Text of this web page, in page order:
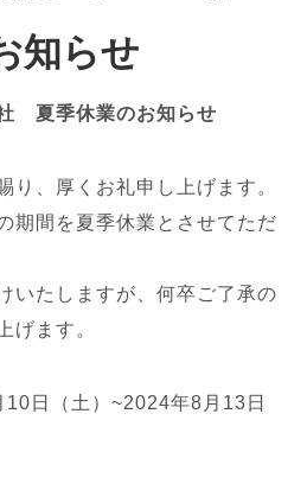
知らせ
夏季休業のお知らせ
り、厚くお礼申し上げます。
期間を夏季休業とさせてただ
いたしますが、何卒ご了承の
げます。
日（土）~2024年8月13日